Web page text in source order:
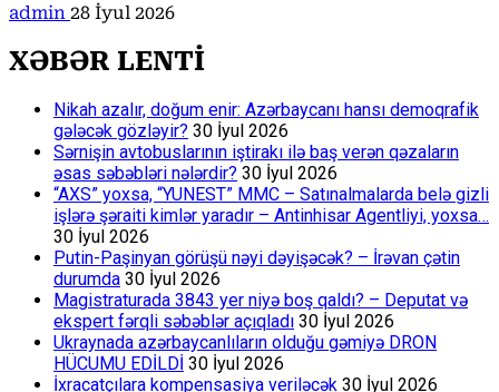
admin 28 İyul 2026
XƏBƏR LENTİ
Nikah azalır, doğum enir: Azərbaycanı hansı demoqrafik
gələcək gözləyir? 30 İyul 2026
Sərnişin avtobuslarının iştirakı ilə baş verən qəzaların
əsas səbəbləri nələrdir? 30 İyul 2026
“AXS” yoxsa, “YUNEST” MMC – Satınalmalarda belə gizli
işlərə şəraiti kimlər yaradır – Antinhisar Agentliyi, yoxsa…
30 İyul 2026
Putin-Paşinyan görüşü nəyi dəyişəcək? – İrəvan çətin
durumda 30 İyul 2026
Magistraturada 3843 yer niyə boş qaldı? – Deputat və
ekspert fərqli səbəblər açıqladı 30 İyul 2026
Ukraynada azərbaycanlıların olduğu gəmiyə DRON
HÜCUMU EDİLDİ 30 İyul 2026
İxracatçılara kompensasiya veriləcək 30 İyul 2026